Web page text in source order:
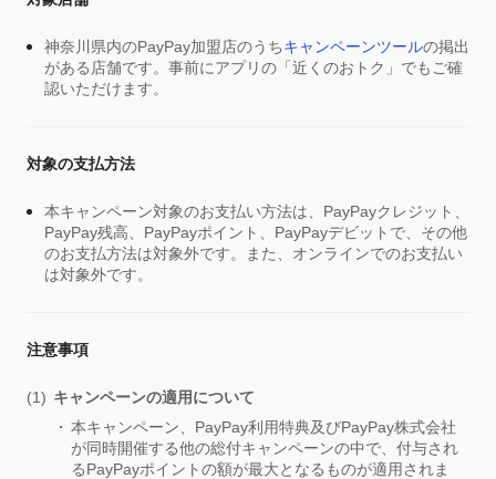
神奈川県内のPayPay加盟店のうちキャンペーンツールの掲出
がある店舗です。事前にアプリの「近くのおトク」でもご確
認いただけます。
対象の支払方法
本キャンペーン対象のお支払い方法は、PayPayクレジット、
PayPay残高、PayPayポイント、PayPayデビットで、その他
のお支払方法は対象外です。また、オンラインでのお支払い
は対象外です。
注意事項
キャンペーンの適用について
本キャンペーン、PayPay利用特典及びPayPay株式会社
が同時開催する他の総付キャンペーンの中で、付与され
るPayPayポイントの額が最大となるものが適用されま